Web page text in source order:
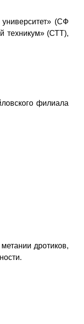
(СФ
техникум» (СТТ),
филиала
дротиков,